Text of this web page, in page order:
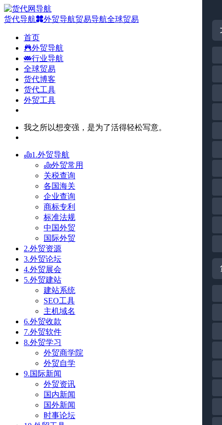
货代导航 外贸导航贸易导航全球贸易
首页
外贸导航
行业导航
全球贸易
货代博客
货代工具
外贸工具
我之所以想变强，是为了活得轻松写意。
1.外贸导航
外贸常用
关税查询
各国海关
企业查询
商标专利
标准法规
中国外贸
国际外贸
2.外贸资源
3.外贸论坛
4.外贸展会
5.外贸建站
建站系统
SEO工具
主机域名
6.外贸收款
7.外贸软件
8.外贸学习
外贸商学院
外贸自学
9.国际新闻
外贸资讯
国内新闻
国外新闻
时事论坛